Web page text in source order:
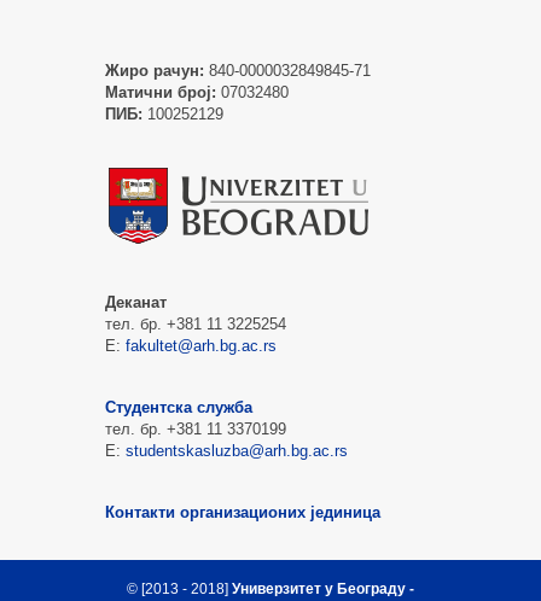
Жиро рачун: 840-0000032849845-71
Матични број: 07032480
ПИБ: 100252129
Деканат
тел. бр. +381 11 3225254
Е: fakultet@arh.bg.ac.rs
Студентска служба
тел. бр. +381 11 3370199
Е: studentskasluzba@arh.bg.ac.rs
Контакти организационих јединица
© [2013 - 2018] Универзитет у Београду -